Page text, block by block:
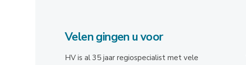
Velen gingen u voor
HV is al 35 jaar regiospecialist met vele